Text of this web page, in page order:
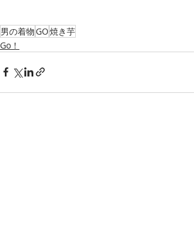
男の着物GO焼き芋
Go！